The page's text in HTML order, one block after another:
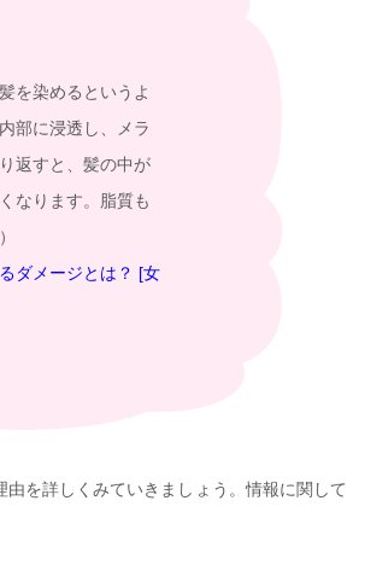
を染めるというよ
部に浸透し、メラ
返すと、髪の中が
なります。脂質も
ダメージとは？ [女
を詳しくみていきましょう。情報に関して